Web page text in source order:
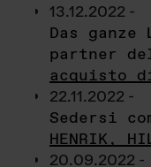
13.12.2022 -
Das
partner
acquisto
22.11.2022 -
Sedersi
HENRIK,
20.09.2022 -